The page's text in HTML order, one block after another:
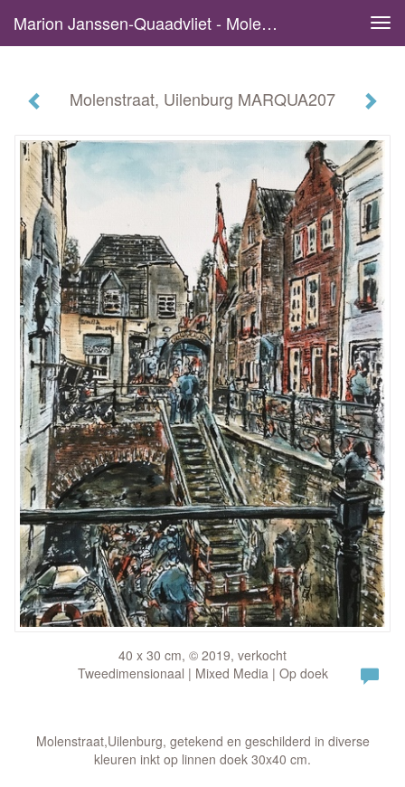
Marion Janssen-Quaadvliet - Molenstraat, Uilenburg MARQUA207
Molenstraat, Uilenburg MARQUA207
40 x 30 cm, © 2019, verkocht
Tweedimensionaal | Mixed Media | Op doek
Molenstraat,Uilenburg, getekend en geschilderd in diverse
kleuren inkt op linnen doek 30x40 cm.